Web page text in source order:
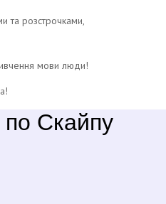
та розстрочками,
мови люди!